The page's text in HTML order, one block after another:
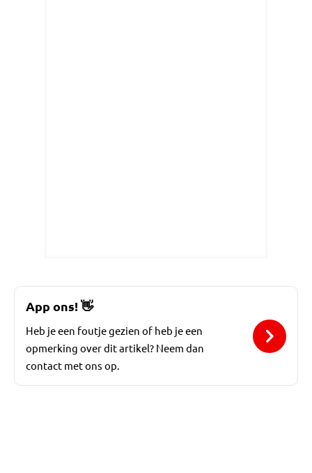
App ons!👋
Heb je een foutje gezien of heb je een
opmerking over dit artikel? Neem dan
contact met ons op.